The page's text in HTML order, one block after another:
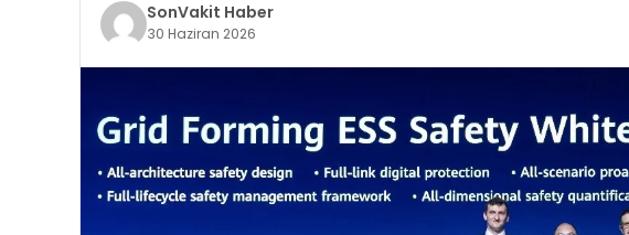
SonVakit Haber
30 Haziran 2026